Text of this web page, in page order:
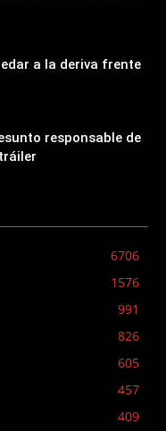
a la deriva frente
responsable de
6706
1576
991
826
605
457
409